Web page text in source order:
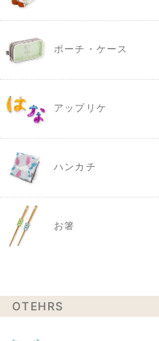
ポーチ・ケース
アップリケ
ハンカチ
お箸
OTEHRS